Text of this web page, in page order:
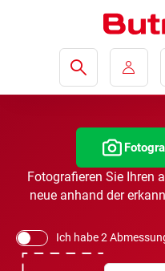
Fotografieren Sie Ihren
neue anhand der
Ich habe 2